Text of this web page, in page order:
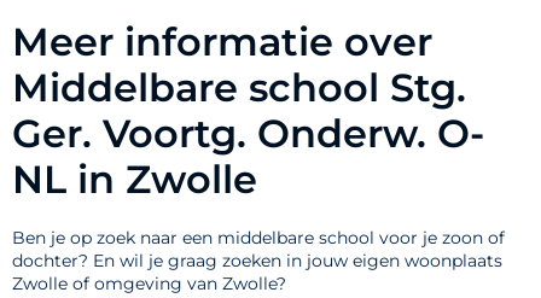
Meer informatie over
Middelbare school Stg.
Ger. Voortg. Onderw. O-
NL in Zwolle
Ben je op zoek naar een middelbare school voor je zoon of
dochter? En wil je graag zoeken in jouw eigen woonplaats
Zwolle of omgeving van Zwolle?